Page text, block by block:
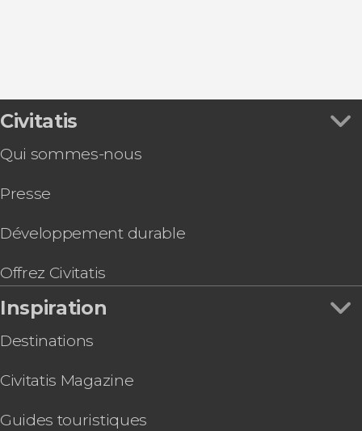
Civitatis
Qui sommes-nous
Presse
Développement durable
Offrez Civitatis
Inspiration
Destinations
Civitatis Magazine
Guides touristiques